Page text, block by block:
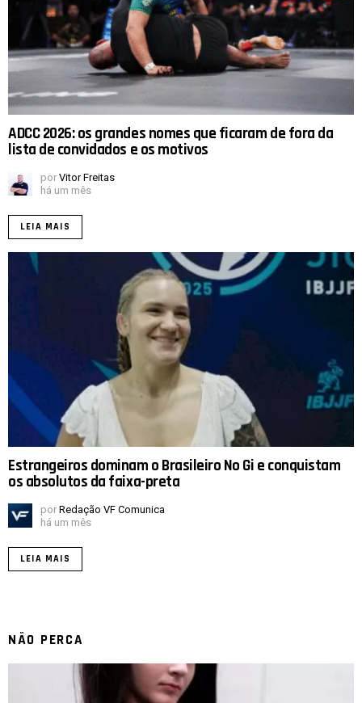
ADCC 2026: os grandes nomes que ficaram de fora da
lista de convidados e os motivos
por Vitor Freitas
há um mês
LEIA MAIS
Estrangeiros dominam o Brasileiro No Gi e conquistam
os absolutos da faixa-preta
por Redação VF Comunica
há um mês
LEIA MAIS
NÃO PERCA